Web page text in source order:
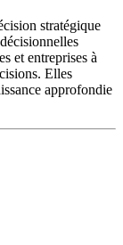
stratégique
et entreprises à
Elles
approfondie